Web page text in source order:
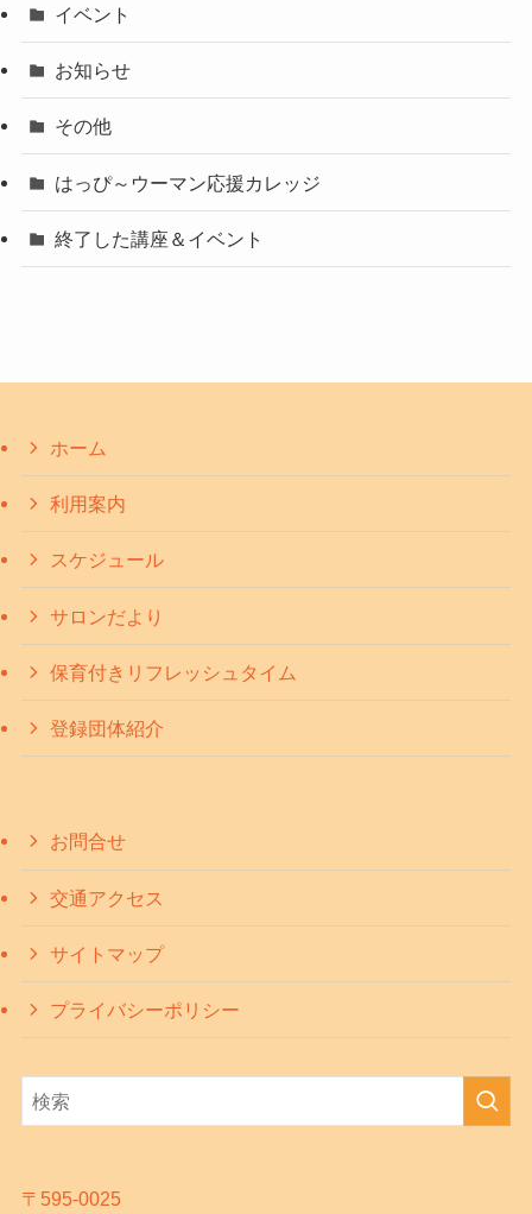
イベント
お知らせ
その他
はっぴ～ウーマン応援カレッジ
終了した講座＆イベント
ホーム
利用案内
スケジュール
サロンだより
保育付きリフレッシュタイム
登録団体紹介
お問合せ
交通アクセス
サイトマップ
プライバシーポリシー
〒595-0025